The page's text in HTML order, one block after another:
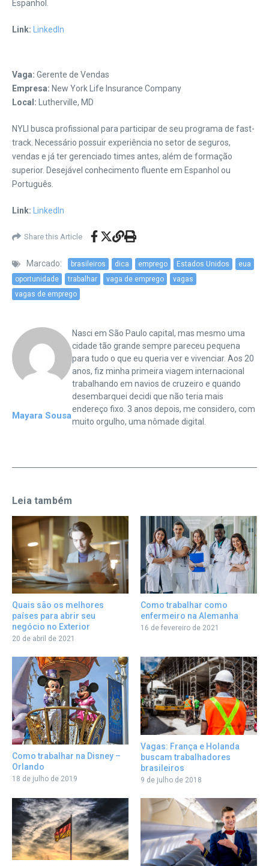
Espanhol.
Link: LinkedIn
Vaga: Gerente de Vendas
Empresa: New York Life Insurance Company
Local: Lutherville, MD
NYLI busca profissional para participar de seu programa de fast-
track. Necessário possuir experiência no setor de seguros,
vendas e já ter gerenciado times antes, além de formação
superior. Desejável conhecimento fluente em Espanhol ou
Português.
Link: LinkedIn
Share this Article
Marcado: brasileiros dica emprego Estados Unidos
eua
oportunidade
trabalhar vaga de emprego
vagas
vagas de emprego
Mayara Sousa
Nasci em São Paulo capital, mas mesmo uma
cidade tão grande sempre pareceu pequena
para tudo o que eu queria ver e vivenciar. Aos 20
anos, fiz minha primeira viagem internacional
trabalhando em navios de cruzeiro e quando
desembarquei decidi que não teria mais
endereço fixo. 3 anos depois, me considero, com
muito orgulho, uma nômade digital.
Leia também
Quais são os melhores
países para abrir seu
negócio no Exterior
20 de abril de 2021
Como trabalhar como
enfermeiro na Alemanha
16 de fevereiro de 2021
Como trabalhar na Disney –
Orlando
18 de julho de 2019
Vagas: França e Holanda
buscam trabalhadores
brasileiros
9 de julho de 2018